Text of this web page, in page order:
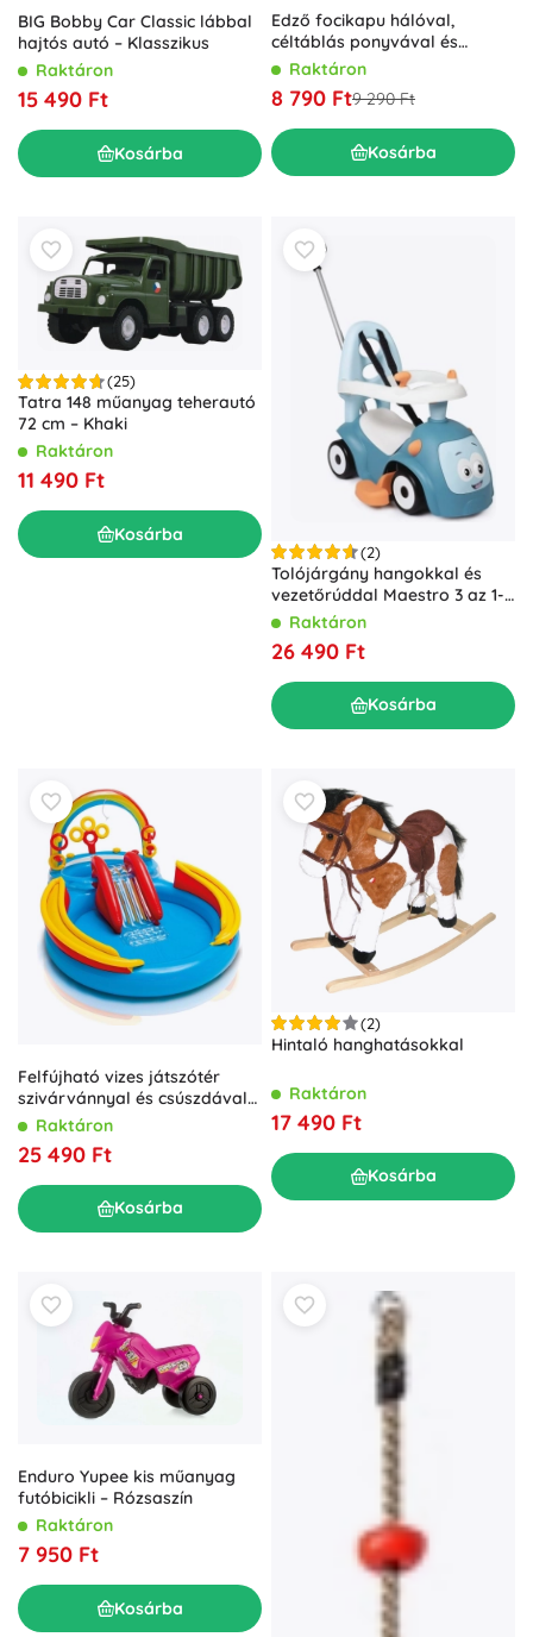
BIG Bobby Car Classic lábbal
hajtós autó – Klasszikus
Raktáron
15 490 Ft
Kosárba
Edző focikapu hálóval,
céltáblás ponyvával és
labdával
Raktáron
8 790 Ft9 290 Ft
Kosárba
(25)
Tatra 148 műanyag teherautó
72 cm – Khaki
Raktáron
11 490 Ft
Kosárba
(2)
Tolójárgány hangokkal és
vezetőrúddal Maestro 3 az 1-
ben, kék
Raktáron
26 490 Ft
Kosárba
Felfújható vizes játszótér
szivárvánnyal és csúszdával
IntexRaktáron
25 490 Ft
Kosárba
(2)
Hintaló hanghatásokkal
Raktáron
17 490 Ft
Kosárba
Enduro Yupee kis műanyag
futóbicikli – Rózsaszín
Raktáron
7 950 Ft
Kosárba